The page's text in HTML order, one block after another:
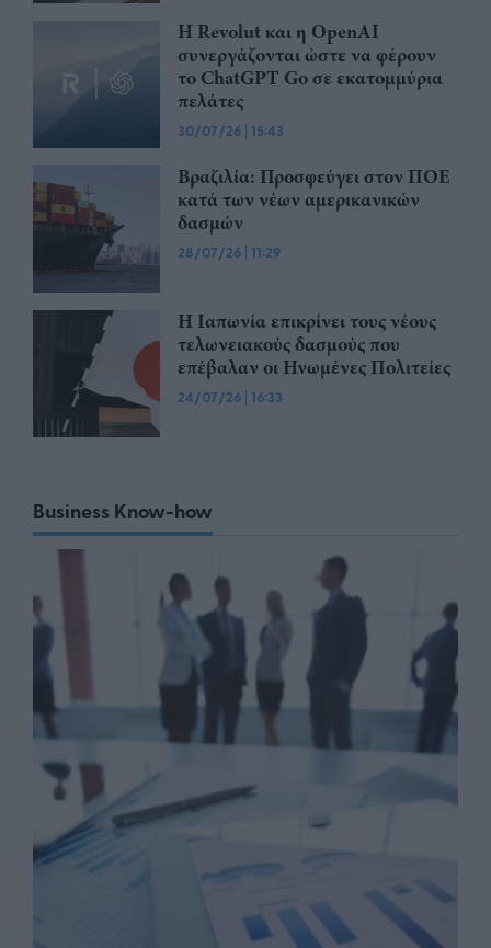
Η Revolut και η OpenAI
συνεργάζονται ώστε να φέρουν
το ChatGPT Go σε εκατομμύρια
πελάτες
30/07/26 | 15:43
Βραζιλία: Προσφεύγει στον ΠΟΕ
κατά των νέων αμερικανικών
δασμών
28/07/26 | 11:29
Η Ιαπωνία επικρίνει τους νέους
τελωνειακούς δασμούς που
επέβαλαν οι Ηνωμένες Πολιτείες
24/07/26 | 16:33
Business Know-how